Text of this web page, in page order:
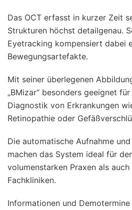
Das OCT erfasst in kurzer Zeit
Strukturen höchst detailgenau.
Eyetracking kompensiert dabei
Bewegungsartefakte.
Mit seiner überlegenen
„BMizar“ besonders geeignet
Diagnostik von Erkrankungen
Retinopathie oder
Die automatische Aufnahme
machen das System ideal für
volumenstarken Praxen als
Fachkliniken.
Informationen und